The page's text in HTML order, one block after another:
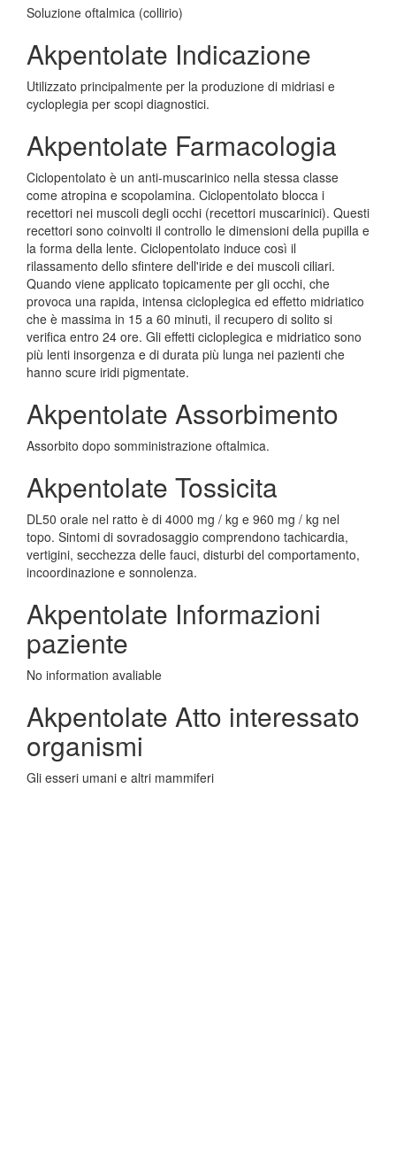
Soluzione oftalmica (collirio)
Akpentolate Indicazione
Utilizzato principalmente per la produzione di midriasi e
cycloplegia per scopi diagnostici.
Akpentolate Farmacologia
Ciclopentolato è un anti-muscarinico nella stessa classe
come atropina e scopolamina. Ciclopentolato blocca i
recettori nei muscoli degli occhi (recettori muscarinici). Questi
recettori sono coinvolti il controllo le dimensioni della pupilla e
la forma della lente. Ciclopentolato induce così il
rilassamento dello sfintere dell'iride e dei muscoli ciliari.
Quando viene applicato topicamente per gli occhi, che
provoca una rapida, intensa cicloplegica ed effetto midriatico
che è massima in 15 a 60 minuti, il recupero di solito si
verifica entro 24 ore. Gli effetti cicloplegica e midriatico sono
più lenti insorgenza e di durata più lunga nei pazienti che
hanno scure iridi pigmentate.
Akpentolate Assorbimento
Assorbito dopo somministrazione oftalmica.
Akpentolate Tossicita
DL50 orale nel ratto è di 4000 mg / kg e 960 mg / kg nel
topo. Sintomi di sovradosaggio comprendono tachicardia,
vertigini, secchezza delle fauci, disturbi del comportamento,
incoordinazione e sonnolenza.
Akpentolate Informazioni
paziente
No information avaliable
Akpentolate Atto interessato
organismi
Gli esseri umani e altri mammiferi